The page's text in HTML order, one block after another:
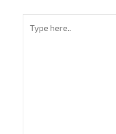
here..